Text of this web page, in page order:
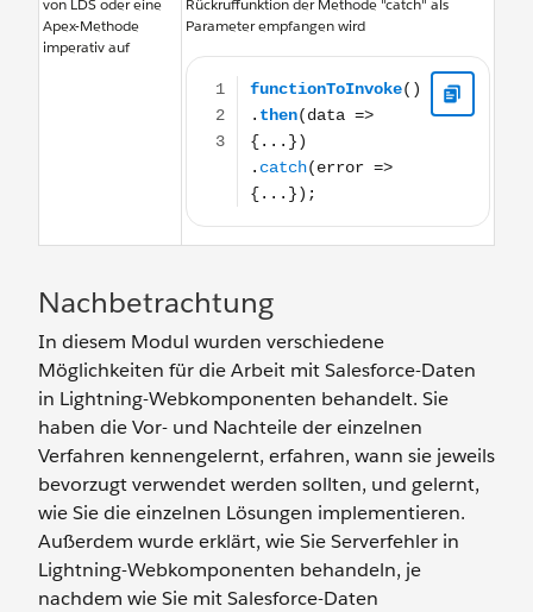
von LDS oder eine
Apex-Methode
imperativ auf
Rückruffunktion der Methode "catch" als
Parameter empfangen wird
functionToInvoke() .then(data => {...}) .catch(error =>
Nachbetrachtung
In diesem Modul wurden verschiedene
Möglichkeiten für die Arbeit mit Salesforce-Daten
in Lightning-Webkomponenten behandelt. Sie
haben die Vor- und Nachteile der einzelnen
Verfahren kennengelernt, erfahren, wann sie jeweils
bevorzugt verwendet werden sollten, und gelernt,
wie Sie die einzelnen Lösungen implementieren.
Außerdem wurde erklärt, wie Sie Serverfehler in
Lightning-Webkomponenten behandeln, je
nachdem wie Sie mit Salesforce-Daten